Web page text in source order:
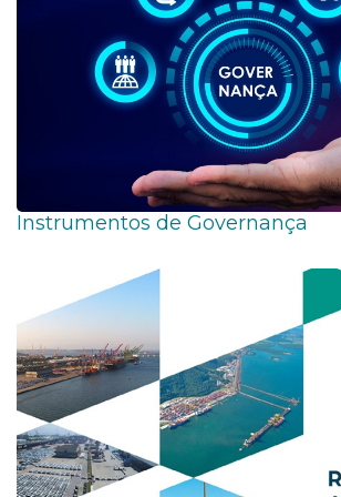
Instrumentos de Governança